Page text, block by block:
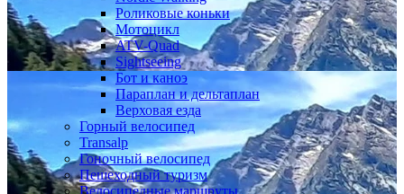
Роликовые коньки
Мотоцикл
ATV-Quad
Sightseeing
Бот и каноэ
Параплан и дельтаплан
Верховая езда
Горный велосипед
Transalp
Гоночный велосипед
Пешеходный туризм
Велосипедные маршруты